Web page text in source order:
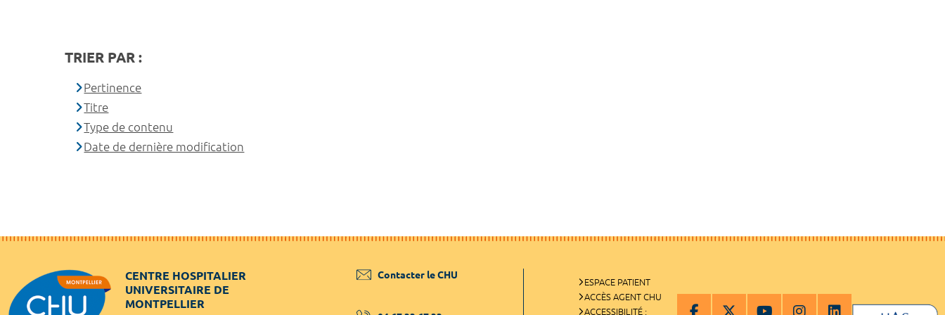
TRIER PAR :
Pertinence
Titre
Type de contenu
Date de dernière modification
CENTRE HOSPITALIER
UNIVERSITAIRE DE
MONTPELLIER
Contacter le CHU
ESPACE PATIENT
ACCÈS AGENT CHU
ACCESSIBILITÉ :